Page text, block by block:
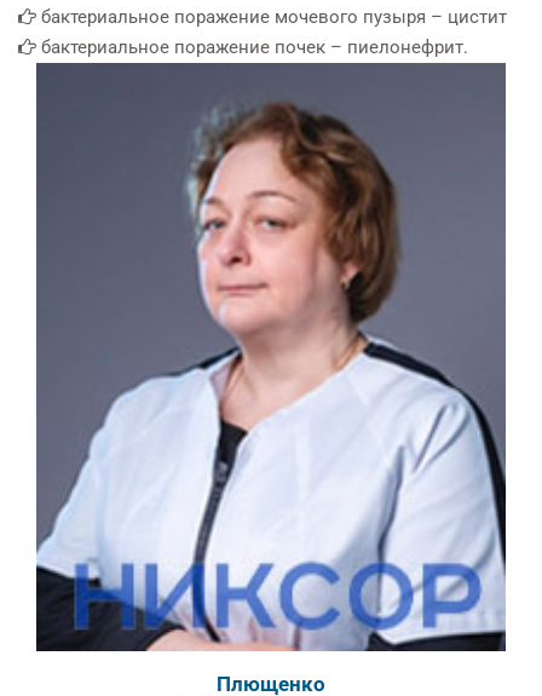
бактериальное поражение мочевого пузыря – цистит
бактериальное поражение почек – пиелонефрит.
Мелконян